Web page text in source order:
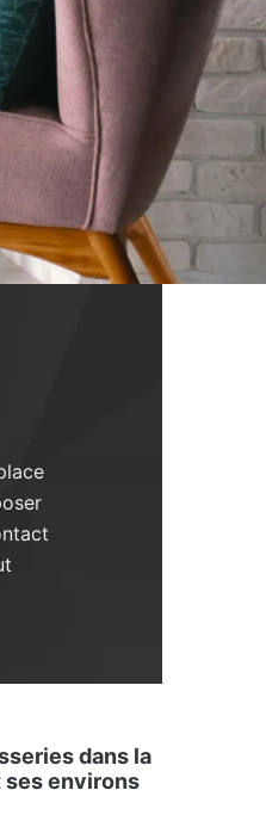
dans la
environs